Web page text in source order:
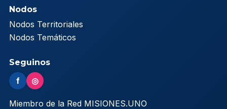
Nodos
Nodos Territoriales
Nodos Temáticos
Seguinos
f ◎
Miembro de la Red MISIONES.UNO